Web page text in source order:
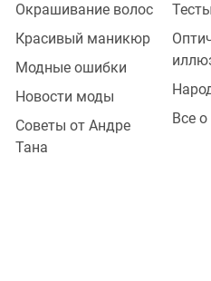
Окрашивание волос
Красивый маникюр
Модные ошибки
Новости моды
Советы от Андре
Тана
Все